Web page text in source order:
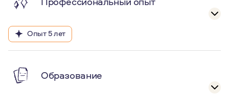
Опыт 5 лет
Образование